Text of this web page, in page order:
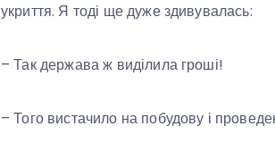
укриття. Я тоді ще дуже здивувалась:
– Так держава ж виділила гроші!
– Того вистачило на побудову і